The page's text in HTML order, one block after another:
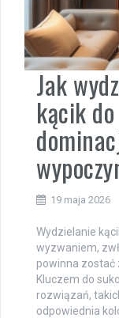
Jak
kącik
19 maja 2026
Wydzielanie
wyzwaniem,
powinna zostać
Kluczem do
rozwiązań,
odpowiednia